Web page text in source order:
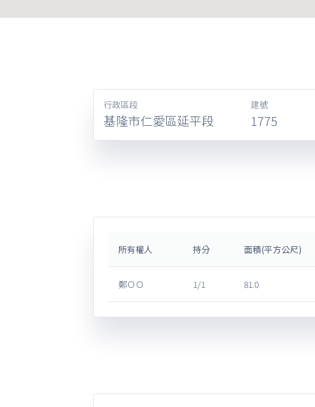
行政區段
基隆市仁愛區延平段
建號
1775
所有權人 持分 面積(平方公尺)
鄭ＯＯ 1/1 81.0